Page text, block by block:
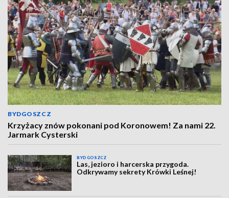
BYDGOSZCZ
Krzyżacy znów pokonani pod Koronowem! Za nami 22.
Jarmark Cysterski
BYDGOSZCZ
Las, jezioro i harcerska przygoda.
Odkrywamy sekrety Krówki Leśnej!